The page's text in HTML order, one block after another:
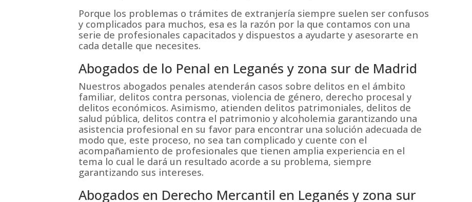
Porque los problemas o trámites de extranjería siempre suelen ser confusos
y complicados para muchos, esa es la razón por la que contamos con una
serie de profesionales capacitados y dispuestos a ayudarte y asesorarte en
cada detalle que necesites.
Abogados de lo Penal en Leganés y zona sur de Madrid
Nuestros abogados penales atenderán casos sobre delitos en el ámbito
familiar, delitos contra personas, violencia de género, derecho procesal y
delitos económicos. Asimismo, atienden delitos patrimoniales, delitos de
salud pública, delitos contra el patrimonio y alcoholemia garantizando una
asistencia profesional en su favor para encontrar una solución adecuada de
modo que, este proceso, no sea tan complicado y cuente con el
acompañamiento de profesionales que tienen amplia experiencia en el
tema lo cual le dará un resultado acorde a su problema, siempre
garantizando sus intereses.
Abogados en Derecho Mercantil en Leganés y zona sur